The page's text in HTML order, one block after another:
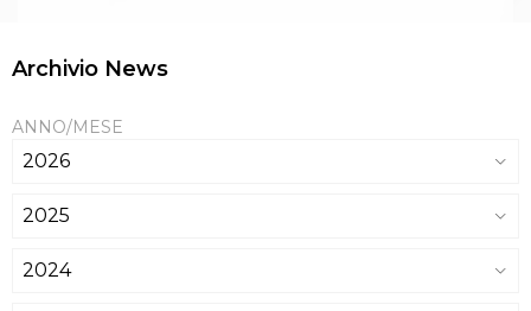
Archivio News
ANNO/MESE
2026
2025
2024